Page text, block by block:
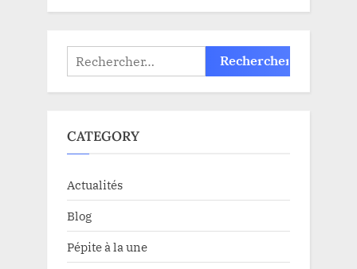
Rechercher :
CATEGORY
Actualités
Blog
Pépite à la une